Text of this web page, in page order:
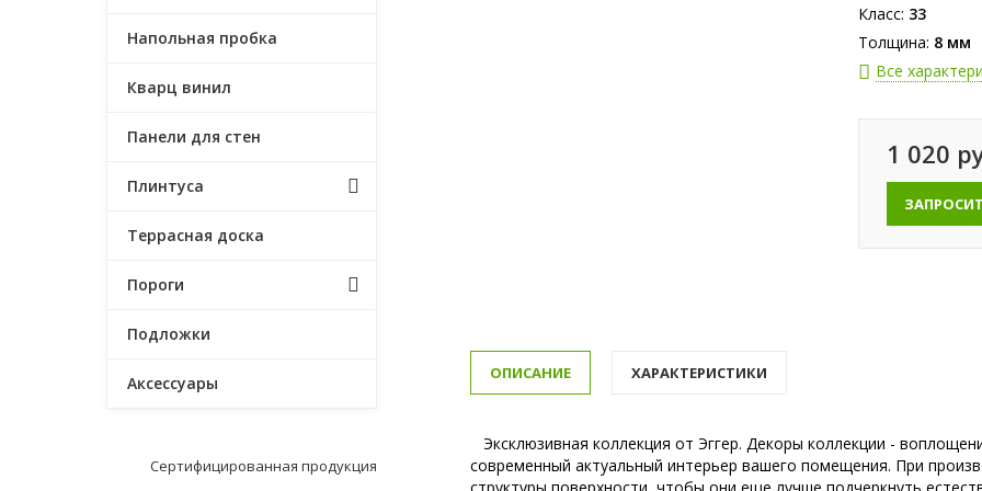
Класс: 33
Толщина: 8 мм
Все
1 020
ОПИСАНИЕ ХАРАКТЕРИСТИКИ
Эксклюзивная коллекция от Эггер. Декоры коллекции -
современный актуальный интерьер вашего помещения. При
Напольная пробка
Кварц винил
Панели для стен
Плинтуса
Террасная доска
Пороги
Подложки
Аксессуары
Сертифицированная продукция